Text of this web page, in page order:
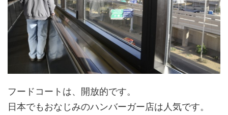
フードコートは、開放的です。
日本でもおなじみのハンバーガー店は人気です。